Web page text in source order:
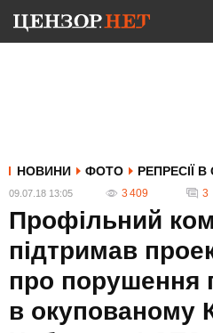
НОВИНИ ФОТО РЕПРЕСІЇ
09.07.18 13:05 3 409 3
Профільний
підтримав
про порушення
в окупованому